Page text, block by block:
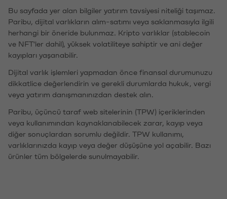
Bu sayfada yer alan bilgiler yatırım tavsiyesi niteliği taşımaz.
Paribu, dijital varlıkların alım-satımı veya saklanmasıyla ilgili
herhangi bir öneride bulunmaz. Kripto varlıklar (stablecoin
ve NFT'ler dahil), yüksek volatiliteye sahiptir ve ani değer
kayıpları yaşanabilir.
Dijital varlık işlemleri yapmadan önce finansal durumunuzu
dikkatlice değerlendirin ve gerekli durumlarda hukuk, vergi
veya yatırım danışmanınızdan destek alın.
Paribu, üçüncü taraf web sitelerinin (TPW) içeriklerinden
veya kullanımından kaynaklanabilecek zarar, kayıp veya
diğer sonuçlardan sorumlu değildir. TPW kullanımı,
varlıklarınızda kayıp veya değer düşüşüne yol açabilir. Bazı
ürünler tüm bölgelerde sunulmayabilir.